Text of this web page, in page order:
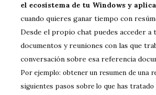
el ecosistema de tu Windows y
cuando quieres ganar tiempo con
Desde el propio chat puedes acceder a
documentos y reuniones con las que
conversación sobre esa referencia
Por ejemplo: obtener un resumen de una
siguientes pasos sobre lo que has tratado